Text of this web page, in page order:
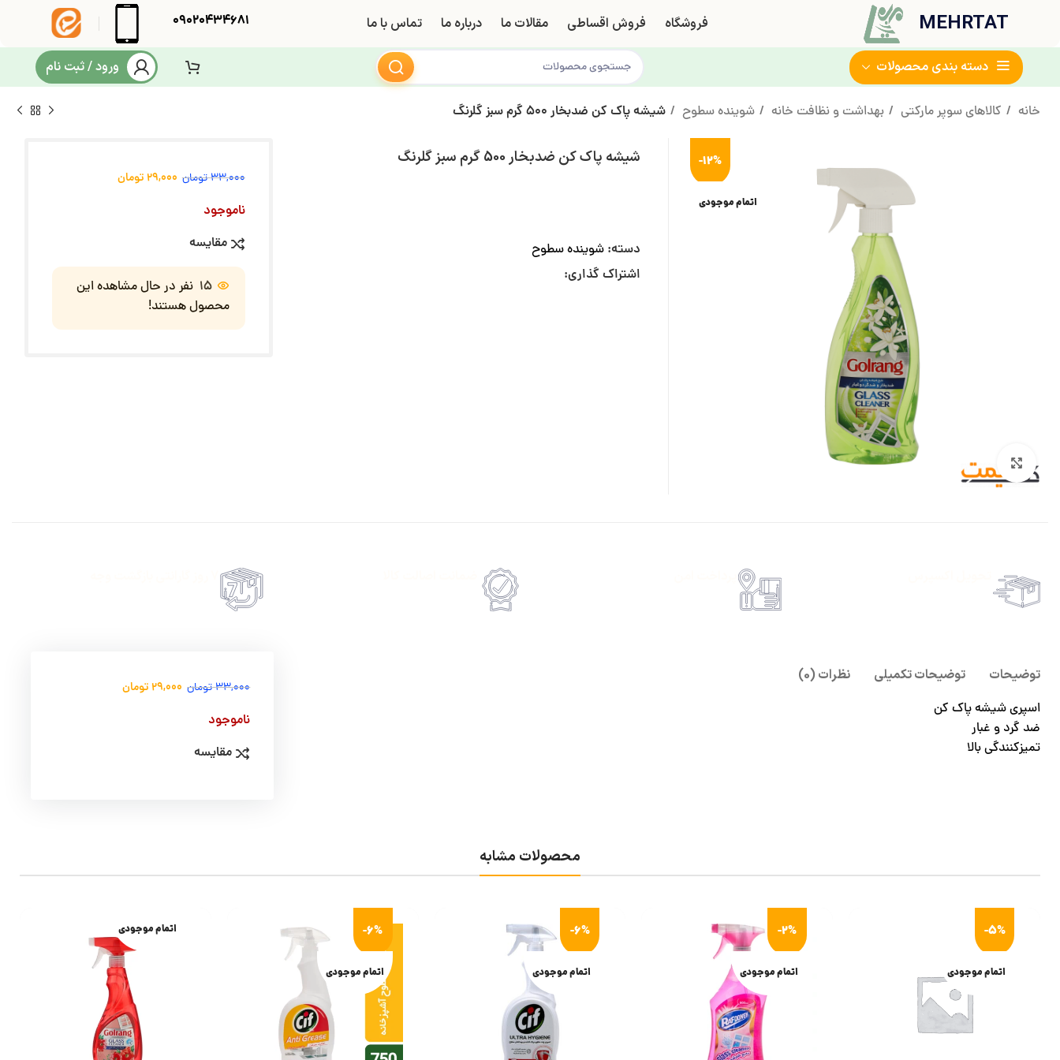
MEHRTAT فروشگاه فروش اقساطی مقالات ما درباره ما تماس با ما 09020434681
دسته بندی محصولات ورود / ثبت نام
خانه کالاهای سوپر مارکتی بهداشت و نظافت خانه شوینده سطوح شیشه پاک کن ضدبخار 500 گرم سبز گلرنگ
-12%
اتمام موجودی
بزرگنمایی تصویر
شیشه پاک کن ضدبخار 500 گرم سبز گلرنگ
دسته: شوینده سطوح
اشتراک گذاری:
33,000تومان 29,000تومان
ناموجود
مقایسه
15 نفر در حال مشاهده این
محصول هستند!
توضیحات توضیحات تکمیلی
نظرات (0)
اسپری شیشه پاک کن
ضد گرد و غبار
تمیزکنندگی بالا
33,000تومان 29,000تومان
ناموجود
مقایسه
محصولات مشابه
-5%
اتمام موجودی
-2%
اتمام موجودی
-6%
اتمام موجودی
-6%
اتمام موجودی
اتمام موجودی